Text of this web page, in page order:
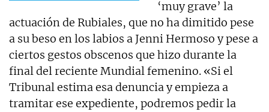
‘muy grave’ la
actuación de Rubiales, que no ha dimitido pese
a su beso en los labios a Jenni Hermoso y pese a
ciertos gestos obscenos que hizo durante la
final del reciente Mundial femenino. «Si el
Tribunal estima esa denuncia y empieza a
tramitar ese expediente, podremos pedir la